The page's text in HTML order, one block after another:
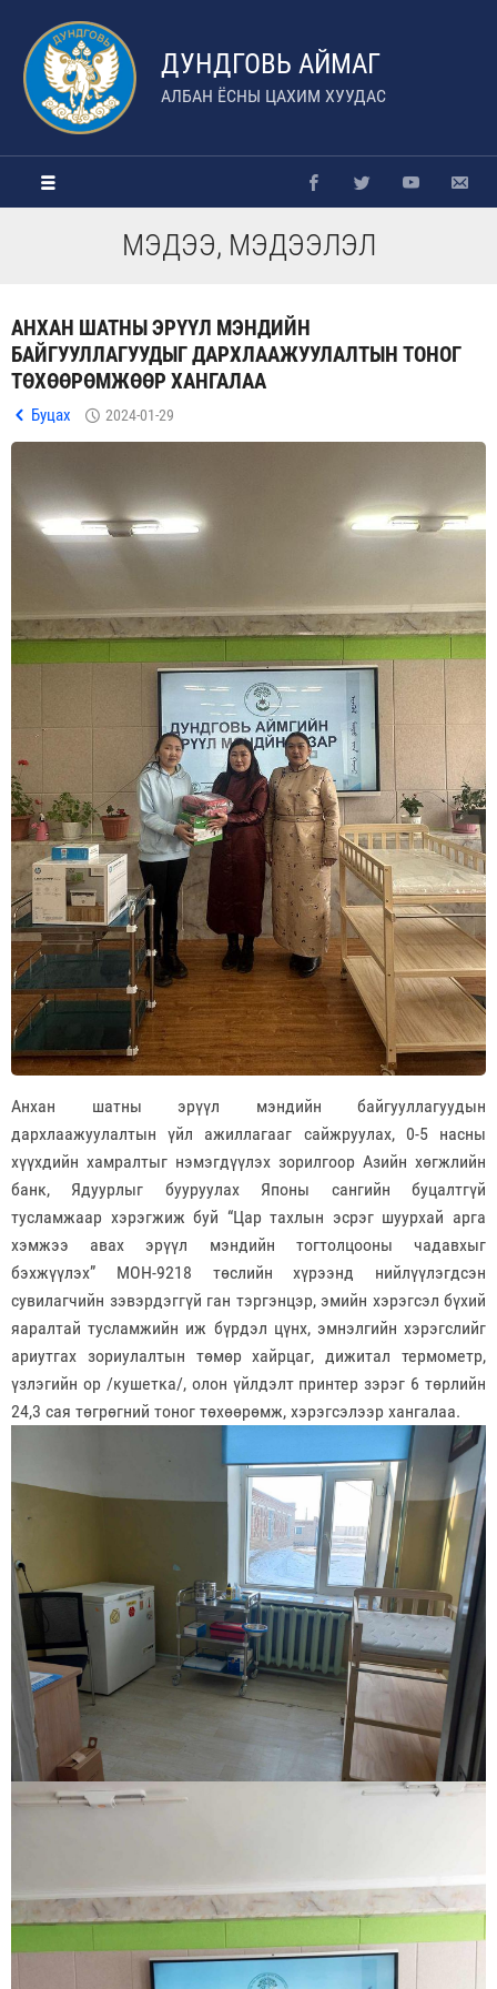
ДУНДГОВЬ АЙМАГ
АЛБАН ЁСНЫ ЦАХИМ ХУУДАС
МЭДЭЭ, МЭДЭЭЛЭЛ
АНХАН ШАТНЫ ЭРҮҮЛ МЭНДИЙН
БАЙГУУЛЛАГУУДЫГ ДАРХЛААЖУУЛАЛТЫН ТОНОГ
ТӨХӨӨРӨМЖӨӨР ХАНГАЛАА
Буцах 2024-01-29
Анхан шатны эрүүл мэндийн байгууллагуудын
дархлаажуулалтын үйл ажиллагааг сайжруулах, 0-5 насны
хүүхдийн хамралтыг нэмэгдүүлэх зорилгоор Азийн хөгжлийн
банк, Ядуурлыг бууруулах Японы сангийн буцалтгүй
тусламжаар хэрэгжиж буй “Цар тахлын эсрэг шуурхай арга
хэмжээ авах эрүүл мэндийн тогтолцооны чадавхыг
бэхжүүлэх” МОН-9218 төслийн хүрээнд нийлүүлэгдсэн
сувилагчийн зэвэрдэггүй ган тэргэнцэр, эмийн хэрэгсэл бүхий
яаралтай тусламжийн иж бүрдэл цүнх, эмнэлгийн хэрэгслийг
ариутгах зориулалтын төмөр хайрцаг, дижитал термометр,
үзлэгийн ор /кушетка/, олон үйлдэлт принтер зэрэг 6 төрлийн
24,3 сая төгрөгний тоног төхөөрөмж, хэрэгсэлээр хангалаа.